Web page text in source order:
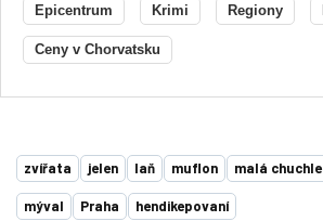
Epicentrum Krimi Regiony
Ceny v Chorvatsku
zvířata jelen laň muflon malá chuchle
mýval Praha hendikepovaní